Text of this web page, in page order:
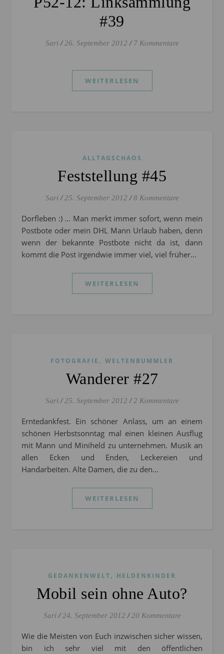
#39
Sari / 26. September 2012 / 7 Kommentare
WEITERLESEN
ALLTAGSCHAOS
Feststellung #45
Sari / 25. September 2012 / 8 Kommentare
Dorfleben :) … Man merkt immer sofort, wenn mein
Postbote oder mein DHL Mann Urlaub haben, denn
wenn der bekannte Postbote nicht da ist, dann
kommt die Post irgendwie immer viel, viel früher…
WEITERLESEN
FOTOGRAFIE , WELTENBUMMLER
Wanderer #27
Sari / 25. September 2012 / 2 Kommentare
Erntedankfest. Ein schöner Anlass, um an einem
schönen Herbstsonntag mal einen kleinen Ausflug
mit Mann und Miniheld zu unternehmen. Musik an
allen Ecken und Enden, Leckereien und
Handarbeiten. Alte Damen, die zu den…
WEITERLESEN
GEDANKENWELT, HELDENKINDER
Mobil sein ohne Auto?
Sari / 24. September 2012 / 20 Kommentare
Wie die Meisten von Euch inzwischen sicher wissen,
bin ich sehr viel mit den öffentlichen